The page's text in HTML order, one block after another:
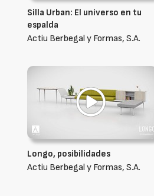
Silla Urban: El universo en tu
espalda
Actiu Berbegal y Formas, S.A.
Longo, posibilidades
Actiu Berbegal y Formas, S.A.